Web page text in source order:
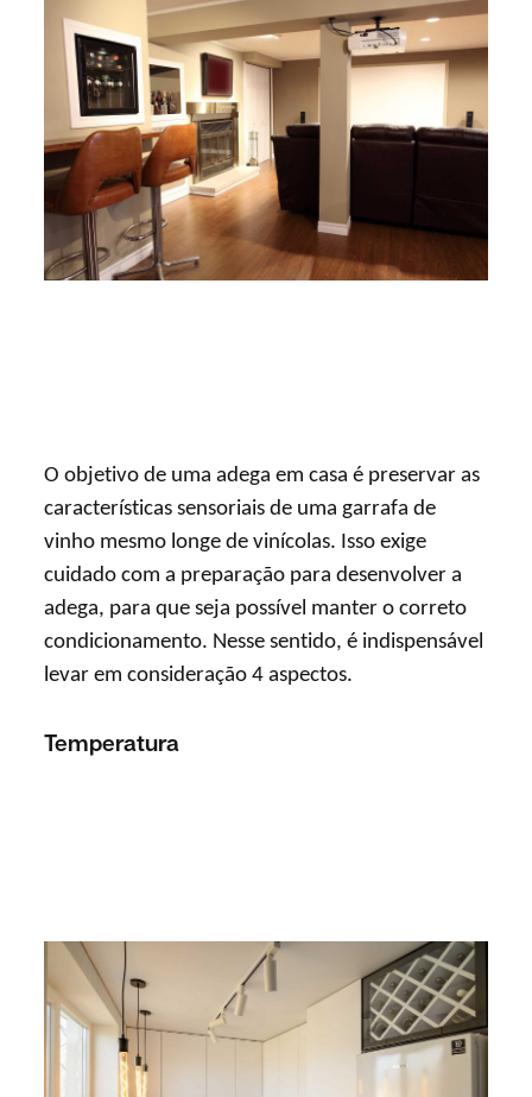
O objetivo de uma adega em casa é preservar as
características sensoriais de uma garrafa de
vinho mesmo longe de vinícolas. Isso exige
cuidado com a preparação para desenvolver a
adega, para que seja possível manter o correto
condicionamento. Nesse sentido, é indispensável
levar em consideração 4 aspectos.
Temperatura